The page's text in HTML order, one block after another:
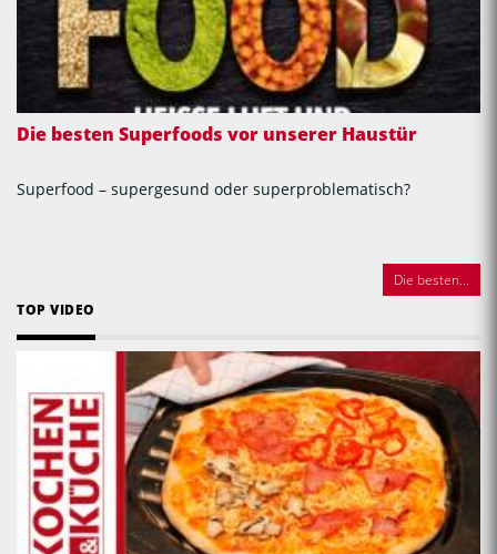
Die besten Superfoods vor unserer Haustür
Superfood – supergesund oder superproblematisch?
Die besten...
TOP VIDEO